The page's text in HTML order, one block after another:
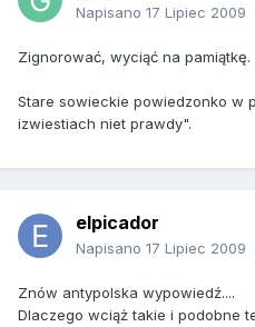
Napisano 17 Lipiec 2009
Zignorować, wyciąć na pamiątkę.
Stare sowieckie powiedzonko w
izwiestiach niet prawdy".
elpicador
Napisano 17 Lipiec 2009
Znów antypolska wypowiedź....
Dlaczego wciąż takie i podobne